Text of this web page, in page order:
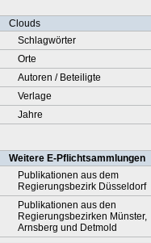
Clouds
Schlagwörter
Orte
Autoren / Beteiligte
Verlage
Jahre
Weitere E-Pflichtsammlungen
Publikationen aus dem
Regierungsbezirk Düsseldorf
Publikationen aus den
Regierungsbezirken Münster,
Arnsberg und Detmold